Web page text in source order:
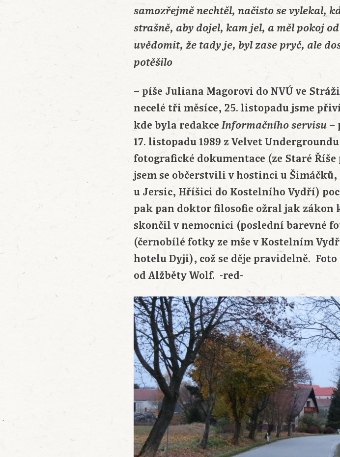
samozřejmě nechtěl, načisto se vylekal,
strašně, aby dojel, kam jel, a měl pokoj
uvědomit, že tady je, byl zase pryč, ale
potěšilo
– píše Juliana Magorovi do NVÚ ve
necelé tři měsíce, 25. listopadu jsme
kde byla redakce Informačního servisu –
17. listopadu 1989 z Velvet
fotografické dokumentace (ze Staré
jsem se občerstvili v hostinci u
u Jersic, Hříšici do Kostelního Vydří)
pak pan doktor filosofie ožral jak zákon
skončil v nemocnici (poslední barevné
(černobílé fotky ze mše v Kostelním
hotelu Dyji), což se děje pravidelně.
od Alžběty Wolf. -red-